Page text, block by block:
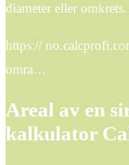
diameter eller omkrets.
https://
omra…
Areal av en
kalkulator